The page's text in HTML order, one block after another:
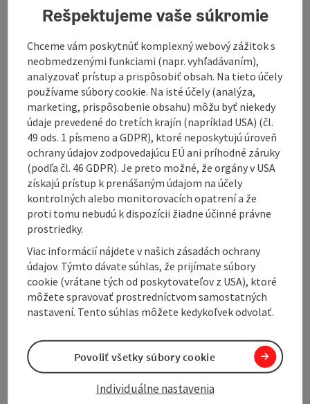
theGPS file
from this website and use it
conveniently on your navigation device or
smartphone.
The circular tour from Aigen-Schlägl leads through
the hilly Mühlviertel and neighboring Bavaria, past
quiet villages, panoramic climbs and idyllic landscapes
back to the starting point.
This varied circular tour starts and ends in Aigen-
Schlägl and leads through the hilly Mühlviertel and
the neighboring Bavarian region. Via Klaffer am
quiet villages and over panoramic climbs. After the
descent towards Untergriesbach, the route returns to
Austria via Neustift and Oberkappel. Further
highlights are Putzleinsdorf, Sarleinsbach and
Rohrbach-Berg, before the route leads back to Aigen-
Display complete description
Rešpektujeme vaše súkromie
Chceme vám poskytnúť komplexný webový zážitok s
neobmedzenými funkciami (napr. vyhľadávaním),
analyzovať prístup a prispôsobiť obsah. Na tieto účely
používame súbory cookie. Na isté účely (analýza,
marketing, prispôsobenie obsahu) môžu byť niekedy
údaje prevedené do tretích krajín (napríklad USA) (čl.
49 ods. 1 písmeno a GDPR), ktoré neposkytujú úroveň
ochrany údajov zodpovedajúcu EÚ ani príhodné záruky
(podľa čl. 46 GDPR). Je preto možné, že orgány v USA
získajú prístup k prenášaným údajom na účely
kontrolných alebo monitorovacích opatrení a že
proti tomu nebudú k dispozícii žiadne účinné právne
prostriedky.
Viac informácií nájdete v našich zásadách ochrany
údajov. Týmto dávate súhlas, že prijímate súbory
cookie (vrátane tých od poskytovateľov z USA), ktoré
môžete spravovať prostredníctvom samostatných
nastavení. Tento súhlas môžete kedykoľvek odvolať.
Individuálne nastavenia
Povoliť všetky súbory cookie